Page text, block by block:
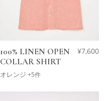
100% LINEN OPEN
COLLAR SHIRT
オレンジ +5件
¥7,600